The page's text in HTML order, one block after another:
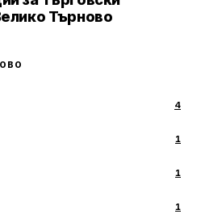
Търново
4
1
1
1